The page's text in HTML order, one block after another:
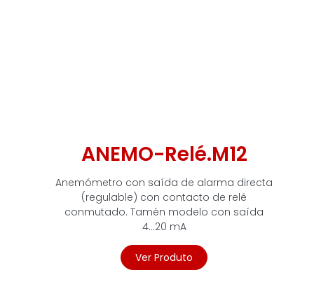
ANEMO-Relé.M12
Anemómetro con saída de alarma directa
(regulable) con contacto de relé
conmutado. Tamén modelo con saída
4...20 mA
Ver Produto